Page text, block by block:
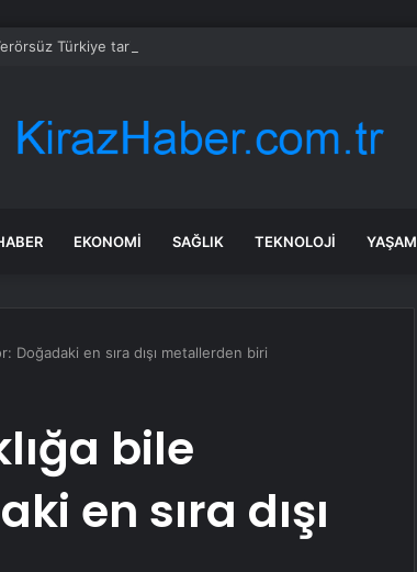
Türkiye tarihi bir adımdır
EKONOMI SAĞLIK TEKNOLOJI YAŞAM
Doğadaki en sıra dışı metallerden biri
bile
en sıra dışı